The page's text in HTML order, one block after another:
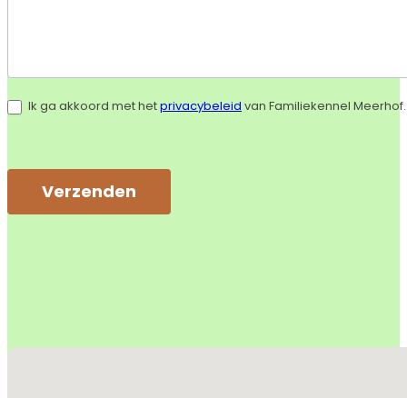
Ik ga akkoord met hetprivacybeleid van Familiekennel Meerhof.
Verzenden
Geen locaties gevonden